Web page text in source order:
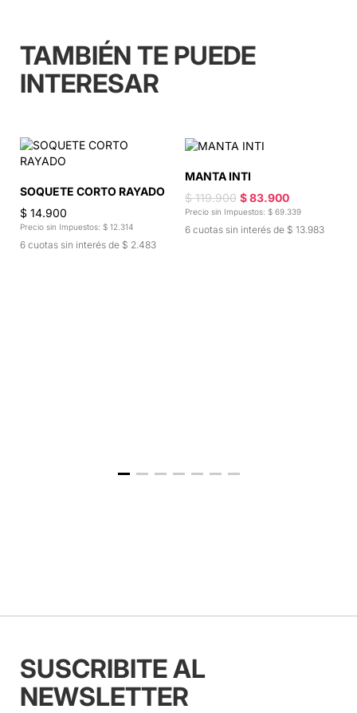
TAMBIÉN TE PUEDE
INTERESAR
SOQUETE CORTO RAYADO
$ 14.900
Precio sin Impuestos: $ 12.314
6 cuotas sin interés de $ 2.483
MANTA INTI
$ 119.900 $ 83.900
Precio sin Impuestos: $ 69.339
6 cuotas sin interés de $ 13.983
SUSCRIBITE AL
NEWSLETTER